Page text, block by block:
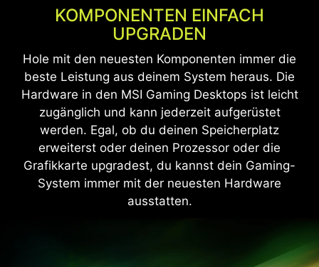
KOMPONENTEN EINFACH
UPGRADEN
Hole mit den neuesten Komponenten immer die
beste Leistung aus deinem System heraus. Die
Hardware in den MSI Gaming Desktops ist leicht
zugänglich und kann jederzeit aufgerüstet
werden. Egal, ob du deinen Speicherplatz
erweiterst oder deinen Prozessor oder die
Grafikkarte upgradest, du kannst dein Gaming-
System immer mit der neuesten Hardware
ausstatten.
Mit der MSI Center Software kannst du deinen
MSI Desktop so steuern und anpassen, wie du es
möchtest. Überwachen, anpassen und
optimieren ganz einfach über ein einheitliches
Kontrollsystem.
Erfahre Mehr